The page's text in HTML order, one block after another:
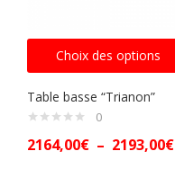
Choix des options
Table basse “Trianon”
0
2164,00€ – 2193,00€